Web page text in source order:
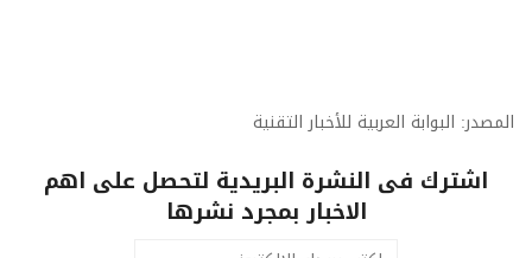
المصدر: البوابة العربية للأخبار التقنية
اشترك فى النشرة البريدية لتحصل على اهم
الاخبار بمجرد نشرها